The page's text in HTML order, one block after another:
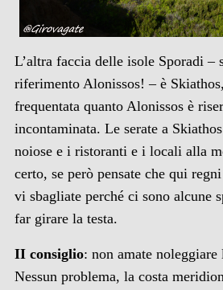
L’altra faccia delle isole Sporadi –
riferimento Alonissos! – è
frequentata quanto Alonissos è
incontaminata. Le serate a
noiose e i ristoranti e i locali alla
certo, se però pensate che qui
vi sbagliate perché ci sono alcune
far girare la testa.
II consiglio: non amate
Nessun problema, la costa